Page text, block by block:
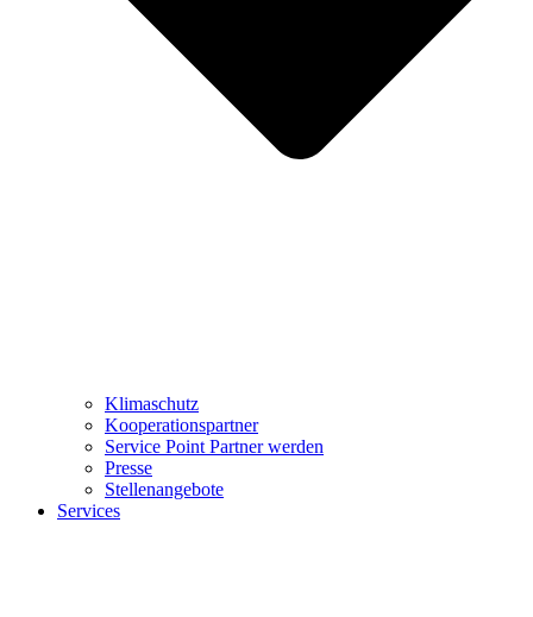
Klimaschutz
Kooperationspartner
Service Point Partner werden
Presse
Stellenangebote
Services